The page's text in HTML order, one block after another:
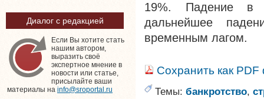
Диалог с редакцией
Если Вы хотите стать
нашим автором,
выразить своё
экспертное мнение в
новости или статье,
присылайте ваши
материалы на info@sroportal.ru
19%. Падение в
дальнейшее
временным лагом.
Сохранить как
Темы: банкротство,